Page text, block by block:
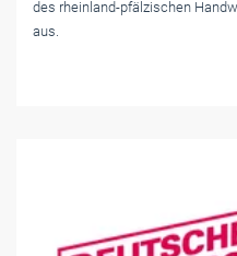
des rheinland-pfälzischen
aus.